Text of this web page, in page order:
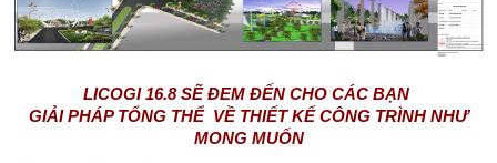
LICOGI 16.8 SẼ ĐEM ĐẾN CHO CÁC BẠN
GIẢI PHÁP TỔNG THỂ VỀ THIẾT KẾ CÔNG TRÌNH NHƯ
MONG MUỐN